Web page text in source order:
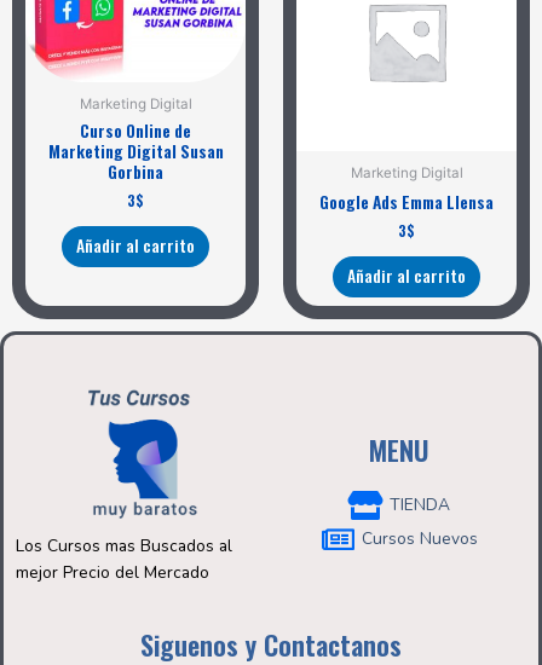
Marketing Digital
Curso Online de
Marketing Digital Susan
Gorbina
3$
Añadir al carrito
Marketing Digital
Google Ads Emma Llensa
3$
Añadir al carrito
Los Cursos mas Buscados al
mejor Precio del Mercado
MENU
TIENDA
Cursos Nuevos
Siguenos y Contactanos